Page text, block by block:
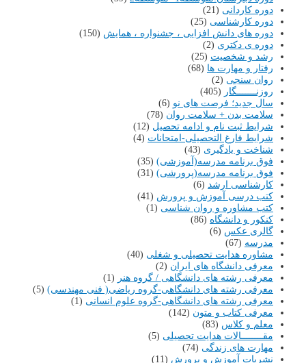
دوره کاردانی (21)
دوره کارشناسی (25)
دوره های دانش افزایی ، جشنواره ، همایش (150)
دوره ی دکتری (2)
رشد و شخصیت (25)
رفتار و مهارت ها (68)
روان سنجی (2)
روزنـــــــگار (405)
سال جدید؛ فرصت های نو (6)
سلامت بدن + سلامت روان (78)
شرایط ثبت نام و ادامه تحصیل (12)
شرایط فارغ التحصیلی-امتحانات (4)
شناخت و یادگیری (43)
فوق برنامه مدرسه(آموزشی) (35)
فوق برنامه مدرسه(پرورشی) (31)
کارشناسی ارشد (6)
کتب درسی آموزش و پرورش (41)
کتب مشاوره و روان شناسی (1)
کنکور و دانشگاه (86)
گالری عکس (6)
مدرسه (67)
مشاوره هدایت تحصیلی و شغلی (40)
معرفی دانشگاه های ایران (2)
معرفی رشته های دانشگاهی / گروه هنر (1)
معرفی رشته های دانشگاهی-گروه ریاضی( فنی مهندسی) (5)
معرفی رشته های دانشگاهی-گروه علوم انسانی (1)
معرفی کتاب و متون (142)
معلم و کلاس (83)
مقــــــــالات هدایت تحصیلی (5)
مهارت های زندگی (74)
نشریات آموزش و پرورش (11)